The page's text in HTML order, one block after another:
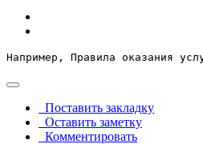
Например, Правила оказания
Поставить закладку
Оставить заметку
Комментировать